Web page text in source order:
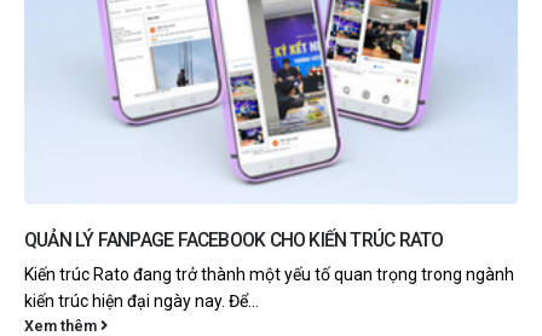
QUẢN LÝ FANPAGE FACEBOOK CHO KIẾN TRÚC RATO
Kiến trúc Rato đang trở thành một yếu tố quan trọng trong ngành
kiến trúc hiện đại ngày nay. Để...
Xem thêm